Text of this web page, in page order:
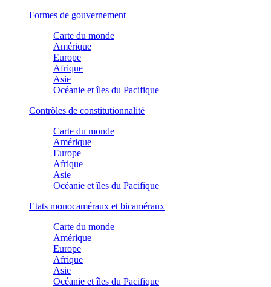
Formes de gouvernement
Carte du monde
Amérique
Europe
Afrique
Asie
Océanie et îles du Pacifique
Contrôles de constitutionnalité
Carte du monde
Amérique
Europe
Afrique
Asie
Océanie et îles du Pacifique
Etats monocaméraux et bicaméraux
Carte du monde
Amérique
Europe
Afrique
Asie
Océanie et îles du Pacifique